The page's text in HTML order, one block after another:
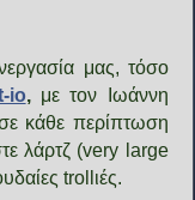
μας, τόσο
io,με τον Ιωάννη
κάθε περίπτωση
λάρτζ (very large
trollιές.